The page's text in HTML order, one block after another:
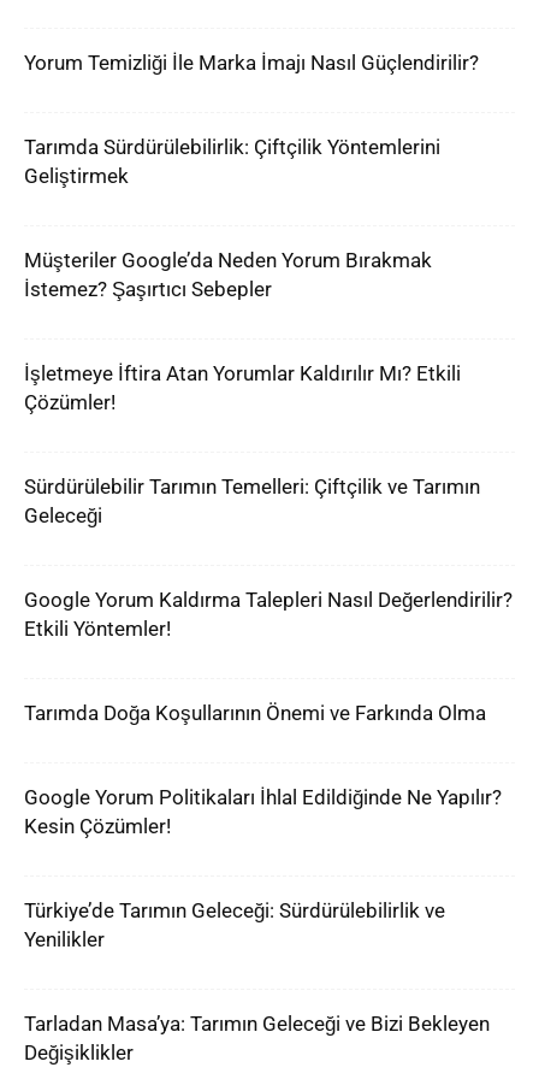
Yorum Temizliği İle Marka İmajı Nasıl Güçlendirilir?
Tarımda Sürdürülebilirlik: Çiftçilik Yöntemlerini
Geliştirmek
Müşteriler Google’da Neden Yorum Bırakmak
İstemez? Şaşırtıcı Sebepler
İşletmeye İftira Atan Yorumlar Kaldırılır Mı? Etkili
Çözümler!
Sürdürülebilir Tarımın Temelleri: Çiftçilik ve Tarımın
Geleceği
Google Yorum Kaldırma Talepleri Nasıl Değerlendirilir?
Etkili Yöntemler!
Tarımda Doğa Koşullarının Önemi ve Farkında Olma
Google Yorum Politikaları İhlal Edildiğinde Ne Yapılır?
Kesin Çözümler!
Türkiye’de Tarımın Geleceği: Sürdürülebilirlik ve
Yenilikler
Tarladan Masa’ya: Tarımın Geleceği ve Bizi Bekleyen
Değişiklikler